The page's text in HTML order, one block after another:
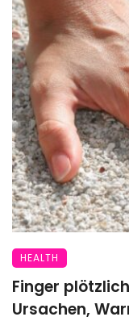
HEALTH
Finger
Ursachen,